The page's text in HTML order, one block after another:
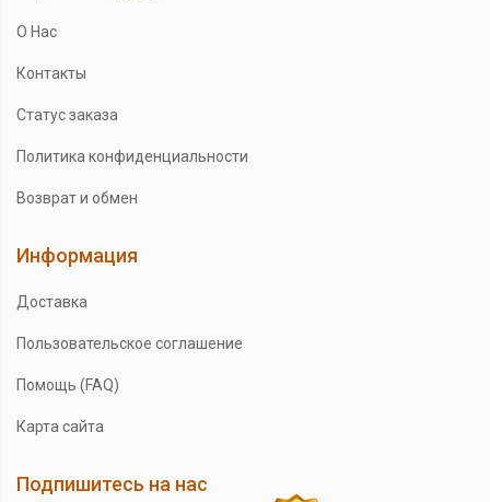
О Нас
Контакты
Статус заказа
Политика конфиденциальности
Возврат и обмен
Информация
Доставка
Пользовательское соглашение
Помощь (FAQ)
Карта сайта
Подпишитесь на нас